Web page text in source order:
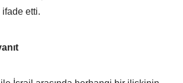
etti.